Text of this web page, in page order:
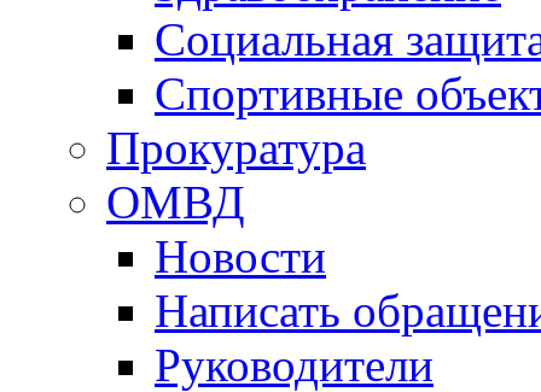
Социальная
Спортивные
Прокуратура
ОМВД
Новости
Написать
Руководители